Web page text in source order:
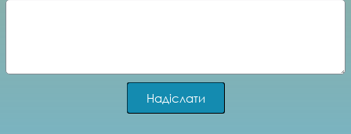
Надіслати